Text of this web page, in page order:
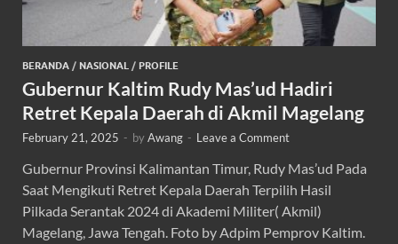
BERANDA / NASIONAL / PROFILE
Gubernur Kaltim Rudy Mas’ud Hadiri
Retret Kepala Daerah di Akmil Magelang
February 21, 2025 - byAwang - Leave a Comment
Gubernur Provinsi Kalimantan Timur, Rudy Mas’ud Pada
Saat Mengikuti Retret Kepala Daerah Terpilih Hasil
Pilkada Serantak 2024 di Akademi Militer( Akmil)
Magelang, Jawa Tengah. Foto by Adpim Pemprov Kaltim.